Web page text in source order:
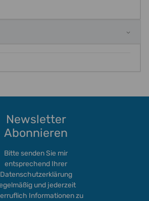
Newsletter
Abonnieren
Bitte senden Sie mir
entsprechend Ihrer
Datenschutzerklärung
und jederzeit
Informationen zu